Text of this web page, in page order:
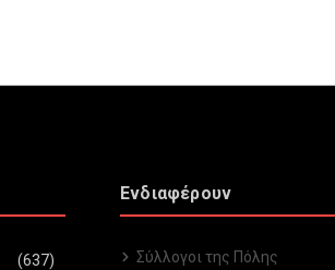
(637)
Ενδιαφέρουν
Σύλλογοι της Πόλης